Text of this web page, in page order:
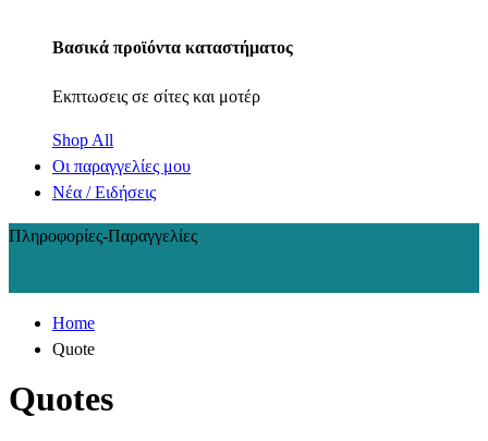
Βασικά προϊόντα καταστήματος
Εκπτωσεις σε σίτες και μοτέρ
Shop All
Οι παραγγελίες μου
Νέα / Ειδήσεις
Πληροφορίες-Παραγγελίες
Home
Quote
Quotes